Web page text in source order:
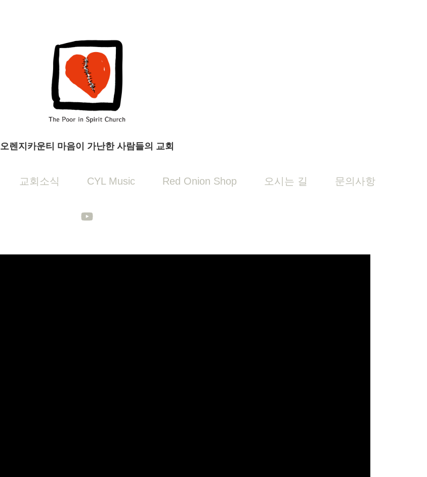
오렌지카운티 마음이 가난한 사람들의 교회
교회소식 CYL Music Red Onion Shop 오시는 길 문의사항